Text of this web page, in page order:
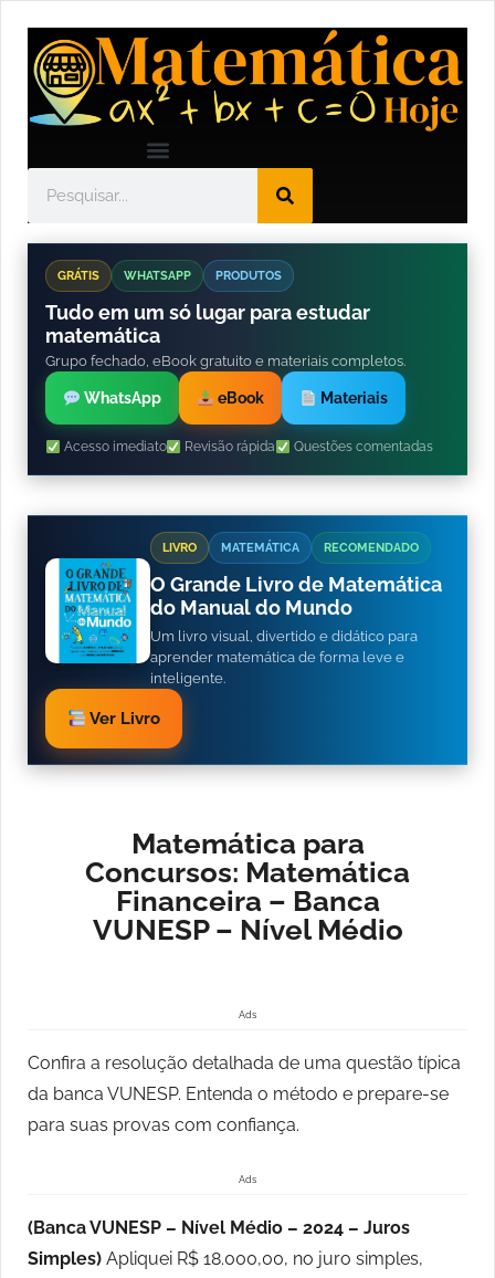
GRÁTIS WHATSAPP PRODUTOS
Tudo em um só lugar para estudar
matemática
Grupo fechado, eBook gratuito e materiais completos.
WhatsApp eBook Materiais
Acesso imediato Revisão rápida Questões comentadas
LIVRO MATEMÁTICA RECOMENDADO
O Grande Livro de Matemática
do Manual do Mundo
Um livro visual, divertido e didático para
aprender matemática de forma leve e
inteligente.
Ver Livro
Matemática para
Concursos: Matemática
Financeira – Banca
VUNESP – Nível Médio
Ads
Confira a resolução detalhada de uma questão típica
da banca VUNESP. Entenda o método e prepare-se
para suas provas com confiança.
Ads
(Banca VUNESP – Nível Médio – 2024 – Juros
Simples) Apliquei R$ 18.000,00, no juro simples,